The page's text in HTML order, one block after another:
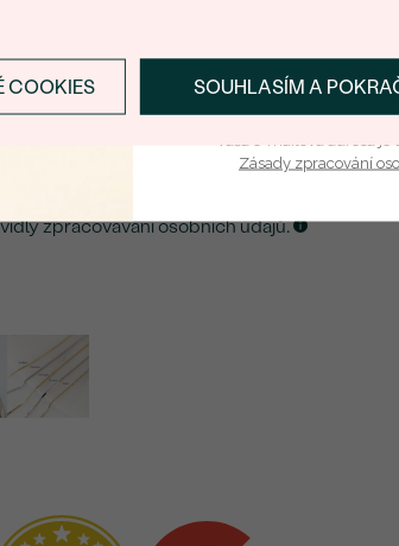
SOUHLASÍM A
COOKIES
UPOZORNĚNÍ NA TENTO
zpracovávání osobních údajů.
PŘIHLÁSIT SE A
Zásady zpracování